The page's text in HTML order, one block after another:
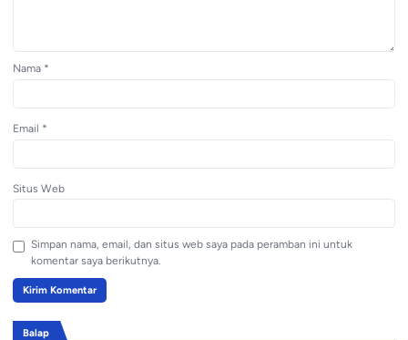
Nama *
Email *
Situs Web
Simpan nama, email, dan situs web saya pada peramban ini untuk
komentar saya berikutnya.
Balap